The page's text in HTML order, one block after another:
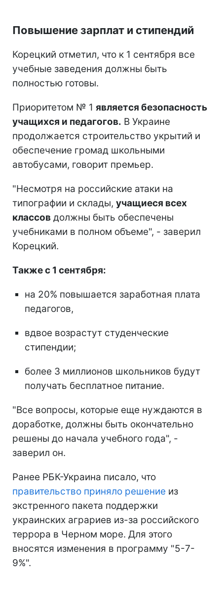
Повышение зарплат и стипендий
Корецкий отметил, что к 1 сентября все
учебные заведения должны быть
полностью готовы.
Приоритетом № 1 является безопасность
учащихся и педагогов. В Украине
продолжается строительство укрытий и
обеспечение громад школьными
автобусами, говорит премьер.
"Несмотря на российские атаки на
типографии и склады, учащиеся всех
классов должны быть обеспечены
учебниками в полном объеме", - заверил
Корецкий.
Также с 1 сентября:
на 20% повышается заработная плата
педагогов,
вдвое возрастут студенческие
стипендии;
более 3 миллионов школьников будут
получать бесплатное питание.
"Все вопросы, которые еще нуждаются в
доработке, должны быть окончательно
решены до начала учебного года", -
заверил он.
Ранее РБК-Украина писало, что
правительство приняло решение из
экстренного пакета поддержки
украинских аграриев из-за российского
террора в Черном море. Для этого
вносятся изменения в программу "5-7-
9%".